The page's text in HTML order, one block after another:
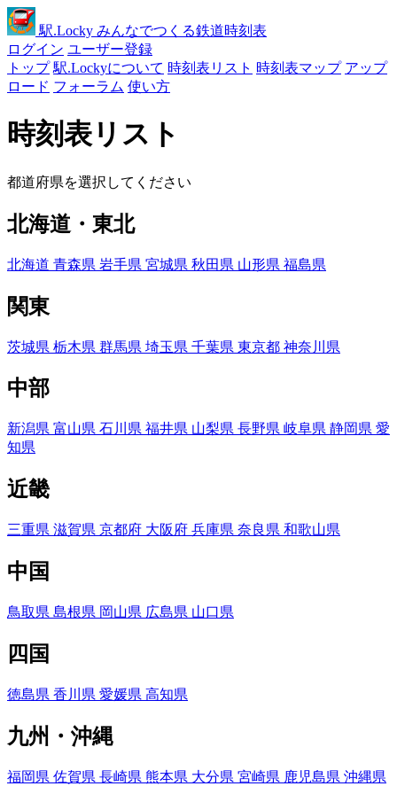
駅.Locky みんなでつくる鉄道時刻表
ログイン ユーザー登録
トップ 駅.Lockyについて 時刻表リスト 時刻表マップ アップ
ロード フォーラム 使い方
時刻表リスト
都道府県を選択してください
北海道・東北
北海道 青森県 岩手県 宮城県 秋田県 山形県 福島県
関東
茨城県 栃木県 群馬県 埼玉県 千葉県 東京都 神奈川県
中部
新潟県 富山県 石川県 福井県 山梨県 長野県 岐阜県 静岡県 愛
知県
近畿
三重県 滋賀県 京都府 大阪府 兵庫県 奈良県 和歌山県
中国
鳥取県 島根県 岡山県 広島県 山口県
四国
徳島県 香川県 愛媛県 高知県
九州・沖縄
福岡県 佐賀県 長崎県 熊本県 大分県 宮崎県 鹿児島県 沖縄県